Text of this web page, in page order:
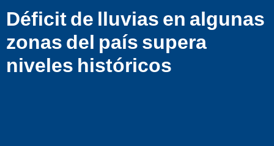
Déficit de lluvias en algunas
zonas del país supera
niveles históricos